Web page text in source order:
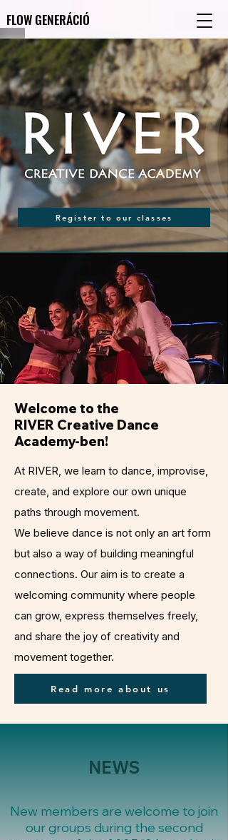
FLOW GENERÁCIÓ
FLOW GENERÁCIÓ
Register to our classes
Welcome to the
RIVER Creative Dance
Academy-ben!
At RIVER, we learn to dance, improvise,
create, and explore our own unique
paths through movement.
We believe dance is not only an art form
but also a way of building meaningful
connections. Our aim is to create a
welcoming community where people
can grow, express themselves freely,
and share the joy of creativity and
movement together.
Read more about us
NEWS
New members are welcome to join
our groups during the second